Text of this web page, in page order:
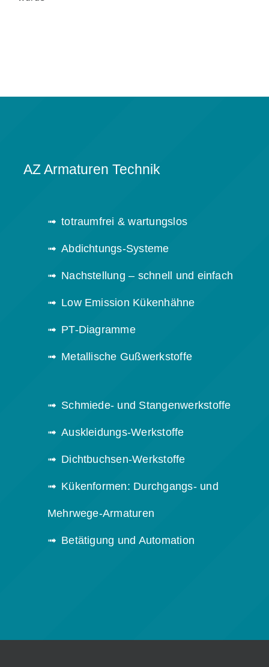
AZ Armaturen Technik
totraumfrei & wartungslos
Abdichtungs-Systeme
Nachstellung – schnell und einfach
Low Emission Kükenhähne
PT-Diagramme
Metallische Gußwerkstoffe
Schmiede- und Stangenwerkstoffe
Auskleidungs-Werkstoffe
Dichtbuchsen-Werkstoffe
Kükenformen: Durchgangs- und
Mehrwege-Armaturen
Betätigung und Automation